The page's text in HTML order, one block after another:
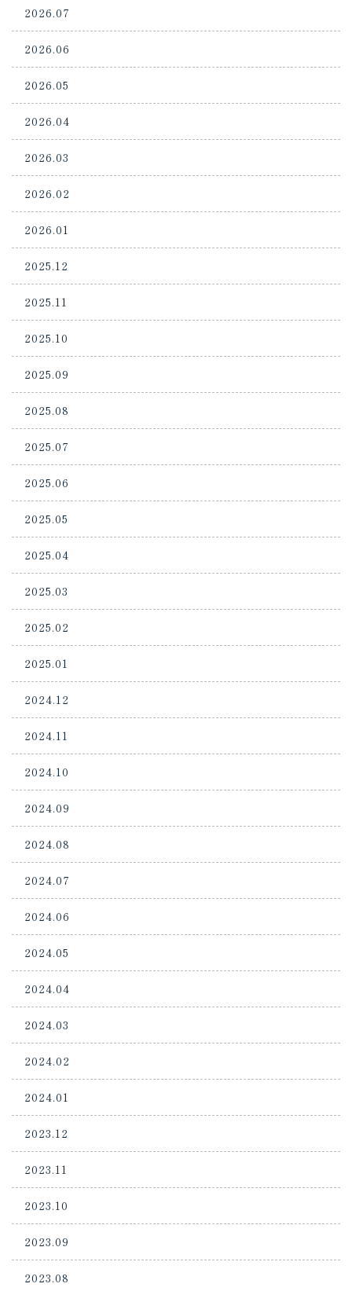
2026.07
2026.06
2026.05
2026.04
2026.03
2026.02
2026.01
2025.12
2025.11
2025.10
2025.09
2025.08
2025.07
2025.06
2025.05
2025.04
2025.03
2025.02
2025.01
2024.12
2024.11
2024.10
2024.09
2024.08
2024.07
2024.06
2024.05
2024.04
2024.03
2024.02
2024.01
2023.12
2023.11
2023.10
2023.09
2023.08